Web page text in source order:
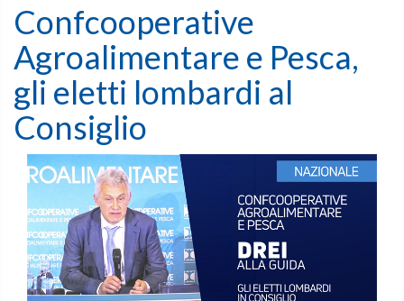
Confcooperative
Agroalimentare e Pesca,
gli eletti lombardi al
Consiglio